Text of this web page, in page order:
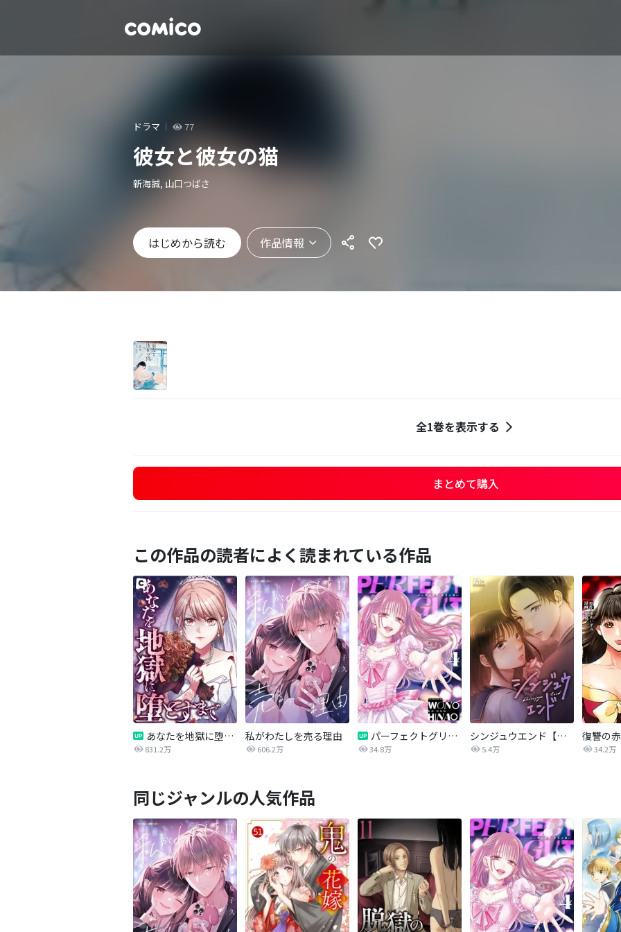
ドラマ 77
彼女と彼女の猫
新海誠, 山口つばさ
はじめから読む 作品情報
全1巻を表示する
まとめて購入
この作品の読者によく読まれている作品
あなたを地獄に堕とすまで
831.2万
私がわたしを売る理由
606.2万
パーフェクトグリッター
34.8万
シンジュウエンド【タテヨミ】
5.4万 34.2万
同じジャンルの人気作品